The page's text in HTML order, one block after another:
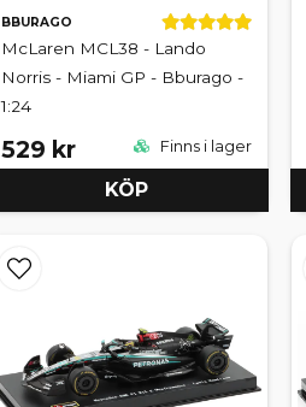
BBURAGO
McLaren MCL38 - Lando
Norris - Miami GP - Bburago -
1:24
529 kr Finns i lager
KÖP